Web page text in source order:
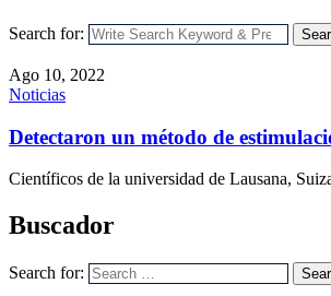
Search for:
Ago 10, 2022
Noticias
Detectaron un método de
Científicos de la universidad de Lausana,
Buscador
Search for: